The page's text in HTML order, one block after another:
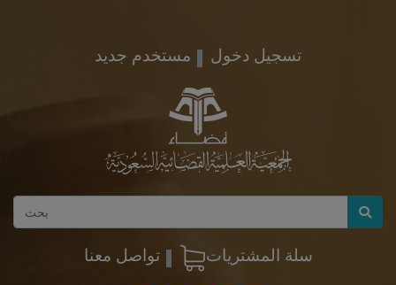
مستخدم جديد تسجيل دخول
تواصل معنا سلة المشتريات